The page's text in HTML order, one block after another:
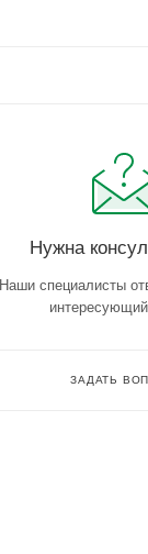
Нужна
Наши специалисты
ЗАДАТЬ